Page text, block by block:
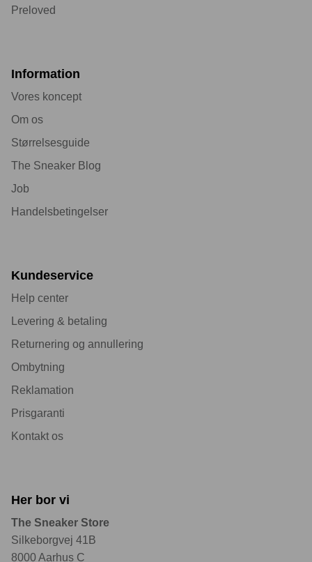
Preloved
Information
Vores koncept
Om os
Størrelsesguide
The Sneaker Blog
Job
Handelsbetingelser
Kundeservice
Help center
Levering & betaling
Returnering og annullering
Ombytning
Reklamation
Prisgaranti
Kontakt os
Her bor vi
The Sneaker Store
Silkeborgvej 41B
8000 Aarhus C